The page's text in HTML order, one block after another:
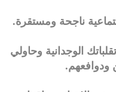
ناجحة ومستقرة.
الوجدانية وحاولي
ودوافعهم.